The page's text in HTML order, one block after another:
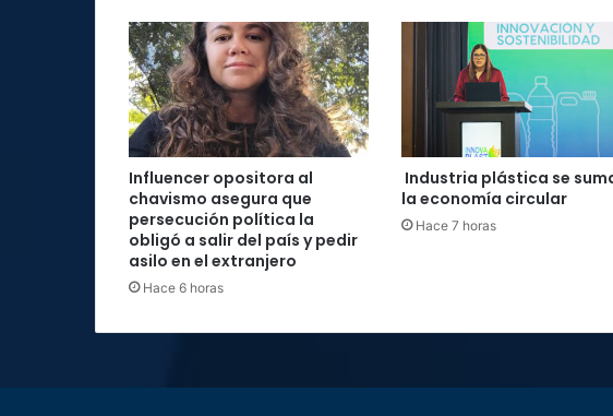
Influencer opositora al
chavismo asegura que
persecución política la
obligó a salir del país y pedir
asilo en el extranjero
Hace 6 horas
Industria plástica se
la economía circular
Hace 7 horas